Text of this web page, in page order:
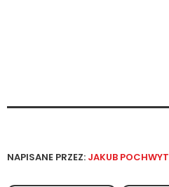
NAPISANE PRZEZ: JAKUB POCHWYT